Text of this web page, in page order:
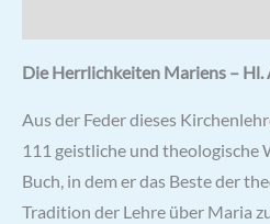
Die Herrlichkeiten Mariens –
Aus der Feder dieses
111 geistliche und theologische
Buch, in dem er das Beste der
Tradition der Lehre über Maria